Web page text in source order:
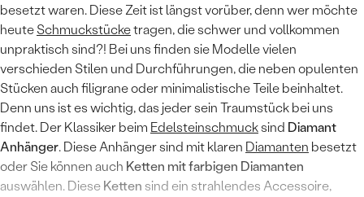
besetzt waren. Diese Zeit ist längst vorüber, denn wer möchte
heute Schmuckstücketragen, die schwer und vollkommen
unpraktisch sind?! Bei uns finden sie Modelle vielen
verschieden Stilen und Durchführungen, die neben opulenten
Stücken auch filigrane oder minimalistische Teile beinhaltet.
Denn uns ist es wichtig, das jeder sein Traumstück bei uns
findet. Der Klassiker beim Edelsteinschmucksind Diamant
Anhänger. Diese Anhänger sind mit klaren Diamanten besetzt
oder Sie können auch Ketten mit farbigen Diamanten
auswählen. Diese Ketten sind ein strahlendes Accessoire,